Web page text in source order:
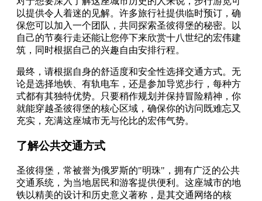
以提供令人着迷的见解。许多旅行社提供临时预订，确
保您可以加入一个团队，共同探索圣彼得堡的秘密。以
自己的节奏行走还能让您停下来欣赏十八世纪的宏伟建
筑，同时根据自己的兴趣自由安排行程。
最终，请根据自身的舒适度和安全性选择交通方式。无
论是选择地铁、有轨电车，还是参加导览步行，每种方
式都有其独特优势。只要稍作规划并保持冒险精神，你
就能穿越圣彼得堡的核心区域，确保你的访问既难忘又
充实，充满这座城市无与伦比的宏伟气势。
了解公共交通方式
圣彼得堡，常被誉为俄罗斯的"明珠"，拥有广泛的公共
交通系统，为当地居民和游客提供便利。这座城市的地
铁以精美的设计和历史意义著称，是其交通网络的核